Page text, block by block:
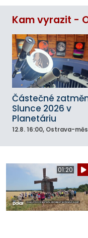
Kam vyrazit -
Částečné
Slunce 2026 v
Planetáriu
12.8. 16:00, Ostrava-
01:20